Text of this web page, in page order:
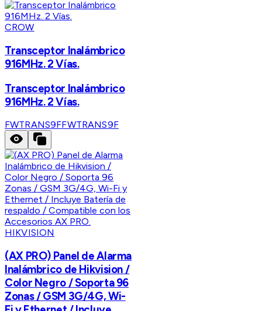
CROW
Transceptor Inalámbrico
916MHz. 2 Vías.
Transceptor Inalámbrico
916MHz. 2 Vías.
FWTRANS9FFWTRANS9F
HIKVISION
(AX PRO) Panel de Alarma
Inalámbrico de Hikvision /
Color Negro / Soporta 96
Zonas / GSM 3G/4G, Wi-